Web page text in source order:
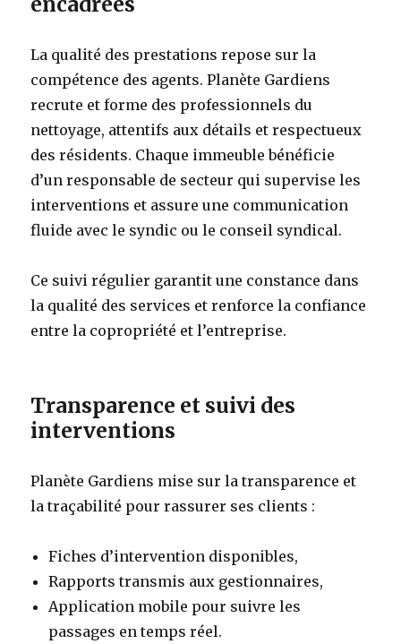
La qualité des prestations repose sur la
compétence des agents. Planète Gardiens
recrute et forme des professionnels du
nettoyage, attentifs aux détails et respectueux
des résidents. Chaque immeuble bénéficie
d’un responsable de secteur qui supervise les
interventions et assure une communication
fluide avec le syndic ou le conseil syndical.
Ce suivi régulier garantit une constance dans
la qualité des services et renforce la confiance
entre la copropriété et l’entreprise.
Transparence et suivi des
interventions
Planète Gardiens mise sur la transparence et
la traçabilité pour rassurer ses clients :
Fiches d’intervention disponibles,
Rapports transmis aux gestionnaires,
Application mobile pour suivre les
passages en temps réel.